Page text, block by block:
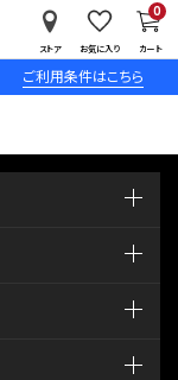
ご利用条件はこちら
ストア お気に入り カート
0